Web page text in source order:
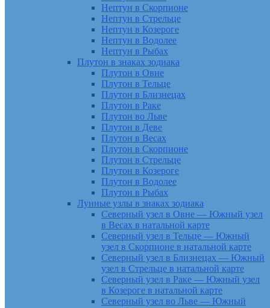
Нептун в Скорпионе
Нептун в Стрельце
Нептун в Козероге
Нептун в Водолее
Нептун в Рыбах
Плутон в знаках зодиака
Плутон в Овне
Плутон в Тельце
Плутон в Близнецах
Плутон в Раке
Плутон во Льве
Плутон в Деве
Плутон в Весах
Плутон в Скорпионе
Плутон в Стрельце
Плутон в Козероге
Плутон в Водолее
Плутон в Рыбах
Лунные узлы в знаках зодиака
Северный узел в Овне — Южный узел
в Весах в натальной карте
Северный узел в Тельце — Южный
узел в Скорпионе в натальной карте
Северный узел в Близнецах — Южный
узел в Стрельце в натальной карте
Северный узел в Раке — Южный узел
в Козероге в натальной карте
Северный узел во Льве — Южный